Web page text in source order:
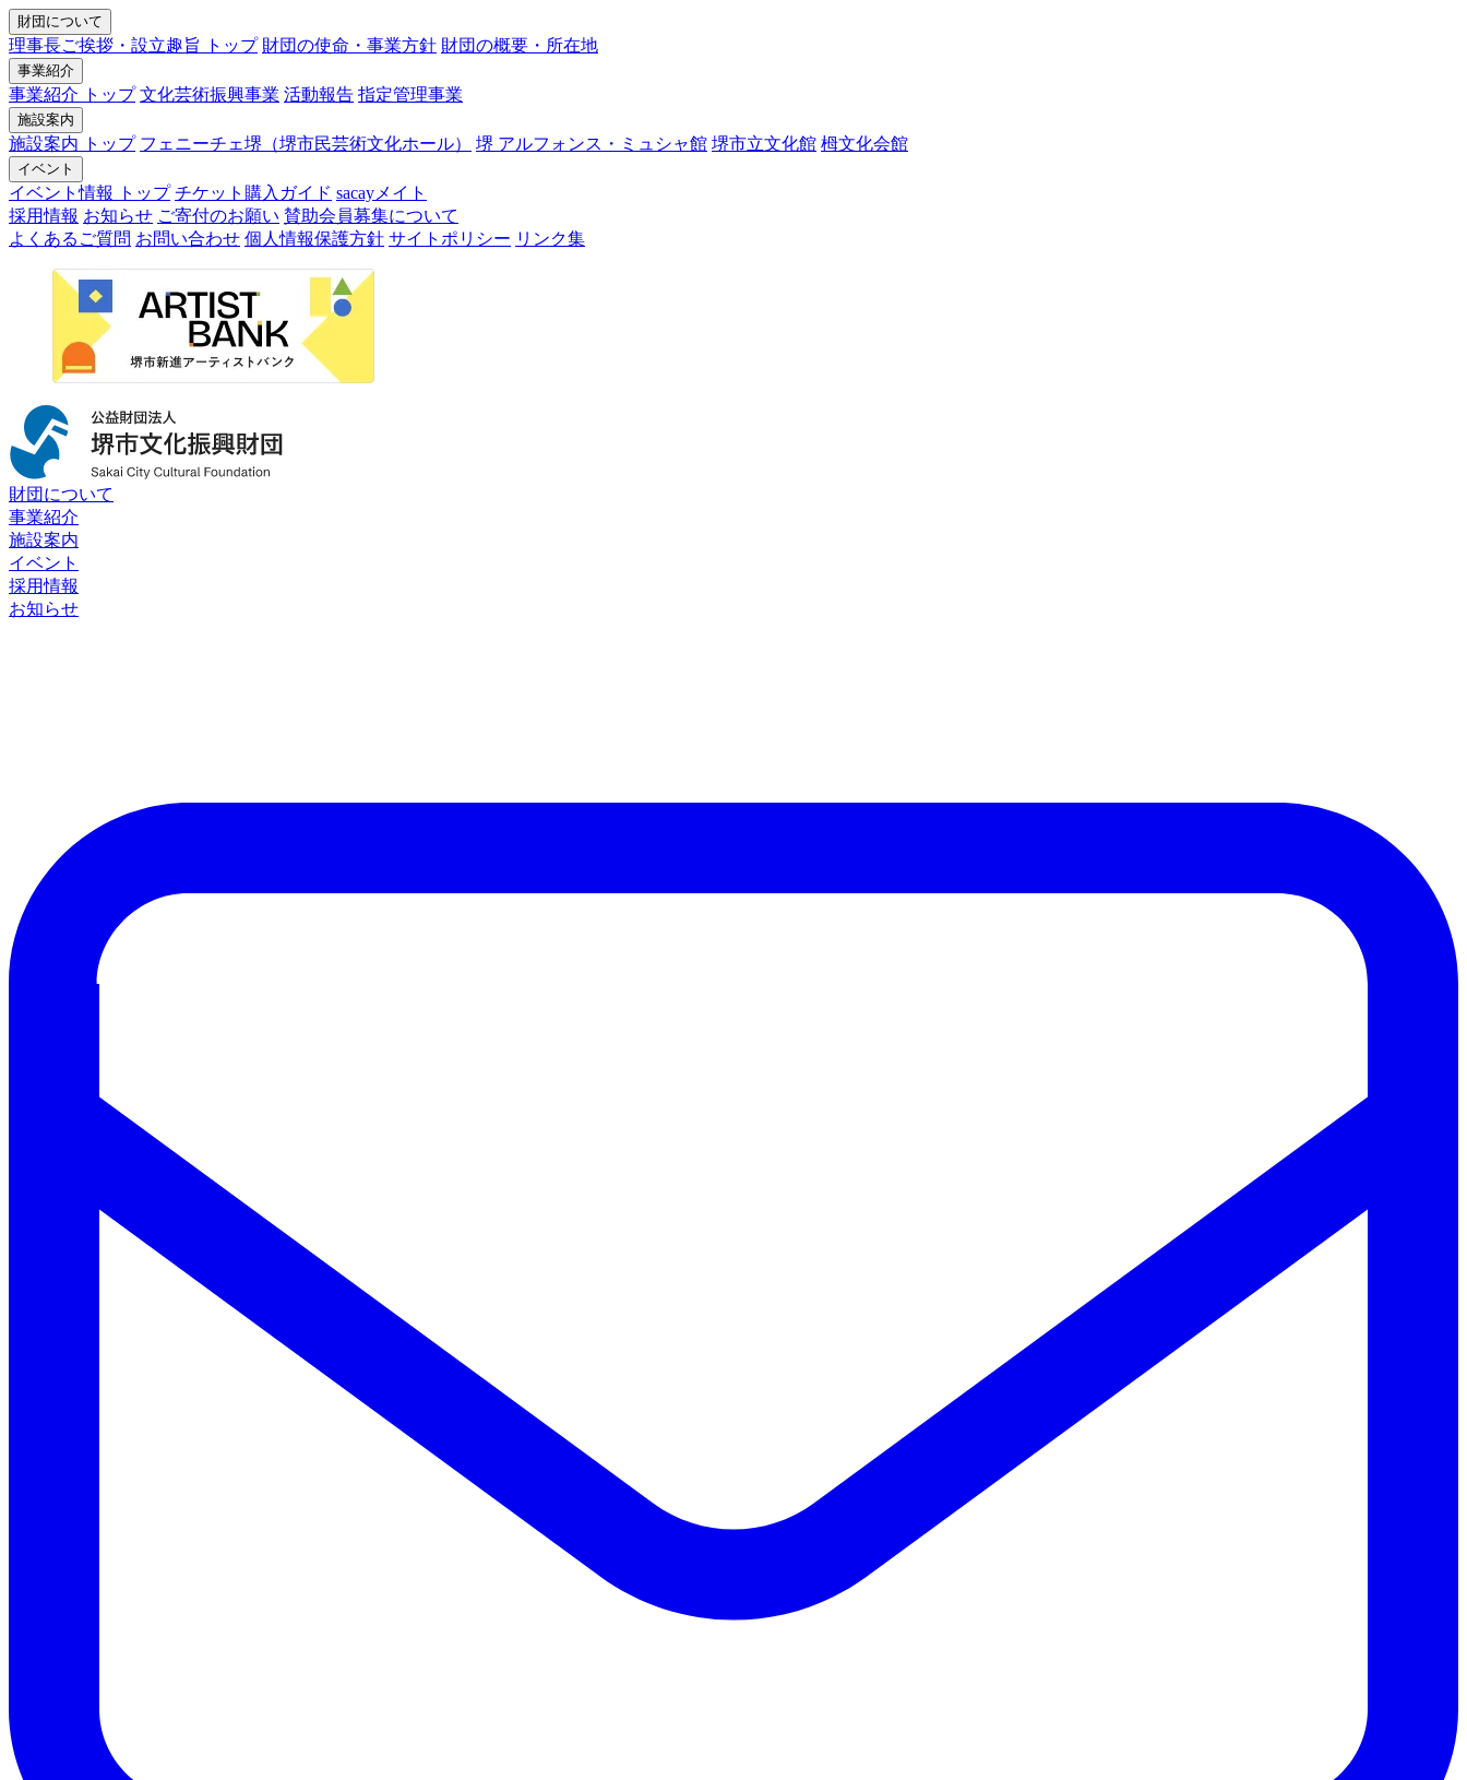
財団について
理事長ご挨拶・設立趣旨 トップ 財団の使命・事業方針 財団の概要・所在地
事業紹介
事業紹介 トップ 文化芸術振興事業 活動報告 指定管理事業
施設案内
施設案内 トップ フェニーチェ堺（堺市民芸術文化ホール） 堺 アルフォンス・ミュシャ館 堺市立文化館 栂文化会館
イベント
イベント情報 トップ チケット購入ガイド sacayメイト
採用情報 お知らせ ご寄付のお願い 賛助会員募集について
よくあるご質問 お問い合わせ 個人情報保護方針 サイトポリシー リンク集
財団について
事業紹介
施設案内
イベント
採用情報
お知らせ